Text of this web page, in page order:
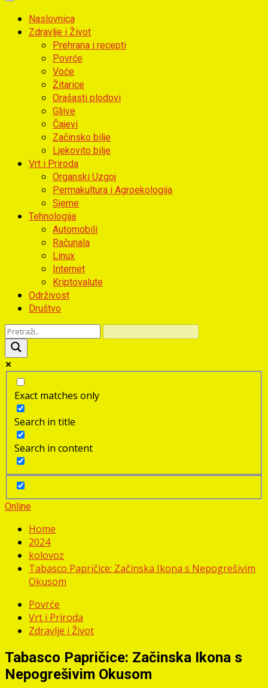
Primary
MenuNaslovnica
Zdravlje i Život
Prehrana i recepti
Povrće
Voće
Žitarice
Orašasti plodovi
Gljive
Čajevi
Začinsko bilje
Ljekovito bilje
Vrt i Priroda
Organski Uzgoj
Permakultura i Agroekologija
Sjeme
Tehnologija
Automobili
Računala
Linux
Internet
Kriptovalute
Održivost
Društvo
Exact matches only
Search in title
Search in content
Online
Home
2024
kolovoz
Tabasco Papričice: Začinska Ikona s Nepogrešivim
Okusom
Povrće
Vrt i Priroda
Zdravlje i Život
Tabasco Papričice: Začinska Ikona s
Nepogrešivim Okusom